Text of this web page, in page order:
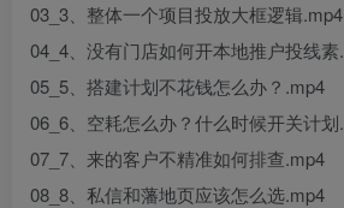
03_3、整体一个项目投放大框逻辑.mp4
04_4、没有门店如何开本地推户投线素
05_5、搭建计划不花钱怎么办？.mp4
06_6、空耗怎么办？什么时候开关计划
07_7、来的客户不精准如何排查.mp4
08_8、私信和藩地页应该怎么选.mp4